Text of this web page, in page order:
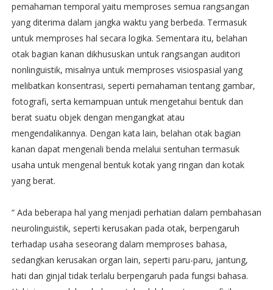
pemahaman temporal yaitu memproses semua rangsangan
yang diterima dalam jangka waktu yang berbeda. Termasuk
untuk memproses hal secara logika. Sementara itu, belahan
otak bagian kanan dikhususkan untuk rangsangan auditori
nonlinguistik, misalnya untuk memproses visiospasial yang
melibatkan konsentrasi, seperti pemahaman tentang gambar,
fotografi, serta kemampuan untuk mengetahui bentuk dan
berat suatu objek dengan mengangkat atau
mengendalikannya. Dengan kata lain, belahan otak bagian
kanan dapat mengenali benda melalui sentuhan termasuk
usaha untuk mengenal bentuk kotak yang ringan dan kotak
yang berat.
“ Ada beberapa hal yang menjadi perhatian dalam pembahasan
neurolinguistik, seperti kerusakan pada otak, berpengaruh
terhadap usaha seseorang dalam memproses bahasa,
sedangkan kerusakan organ lain, seperti paru-paru, jantung,
hati dan ginjal tidak terlalu berpengaruh pada fungsi bahasa.